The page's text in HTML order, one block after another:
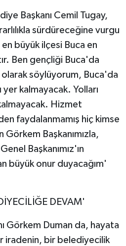
Başkanı Cemil Tugay,
sürdüreceğine vurgu
büyük ilçesi Buca en
Ben gençliği Buca'da
söylüyorum, Buca'da
yer kalmayacak. Yolları
Hizmet
faydalanmamış hiç kimse
Görkem Başkanımızla,
Başkanımız'ın
büyük onur duyacağım'
DEVAM'
Görkem Duman da, hayata
iradenin, bir belediyecilik